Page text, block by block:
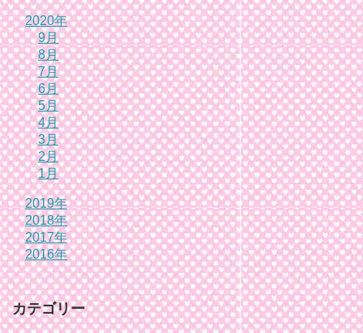
2020年
9月
8月
7月
6月
5月
4月
3月
2月
1月
2019年
2018年
2017年
2016年
カテゴリー